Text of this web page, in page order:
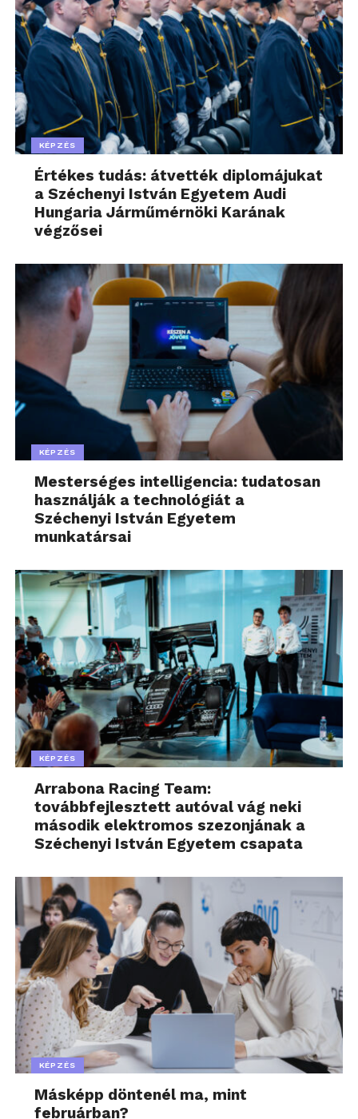
KÉPZÉS
Értékes tudás: átvették diplomájukat
a Széchenyi István Egyetem Audi
Hungaria Járműmérnöki Karának
végzősei
KÉPZÉS
Mesterséges intelligencia: tudatosan
használják a technológiát a
Széchenyi István Egyetem
munkatársai
KÉPZÉS
Arrabona Racing Team:
továbbfejlesztett autóval vág neki
második elektromos szezonjának a
Széchenyi István Egyetem csapata
KÉPZÉS
Másképp döntenél ma, mint
februárban?